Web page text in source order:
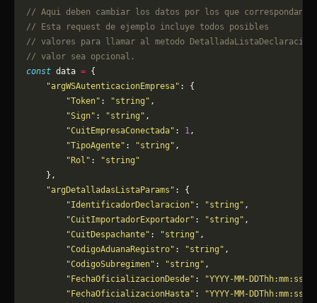
// Aqui deben cambiar los datos por los que correspondan.
// Esta request de ejemplo incluye todos posibles
// valores para llamar al metodo
// valor sea opcional.
const data = {
    "argWSAutenticacionEmpresa"
: {
        "Token"
: "string" ,
        "Sign"
: "string" ,
        "CuitEmpresaConectada"
: 1,
        "TipoAgente"
: "string" ,
        "Rol"
:
"string"
    },
    "argDetalladasListaParams"
: {
        "IdentificadorDeclaracion"
: "string" ,
        "CuitImportadorExportador"
: "string" ,
        "CuitDespachante"
: "string" ,
        "CodigoAduanaRegistro"
: "string" ,
        "CodigoSubregimen"
: "string" ,
        "FechaOficializacionDesde"
: "YYYY-MM-DDThh:mm:ss"
        "FechaOficializacionHasta"
: "YYYY-MM-DDThh:mm:ss"